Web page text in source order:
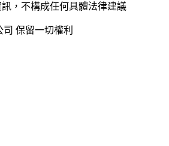
，不構成任何具體法律建議
保留一切權利